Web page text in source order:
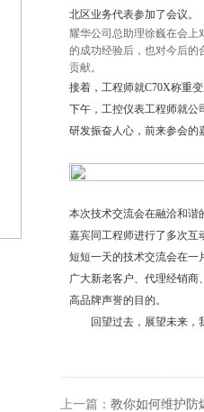
北区业务代表参加了会议。
耀华公司总助理徐巍在会上
的成功经验后，也对今后的
贡献。
接着，工程师就C70X称重
下午，工控仪表工程师就公
研发振奋人心，前来参会的
本次技术交流会在融洽和谐
嘉宾同工程师进行了多次互
短短一天的技术交流会在一
广大新老客户、代理经销商
高品牌声誉的目的。
回望过去，展望未来，
上一篇： 教你如何维护防